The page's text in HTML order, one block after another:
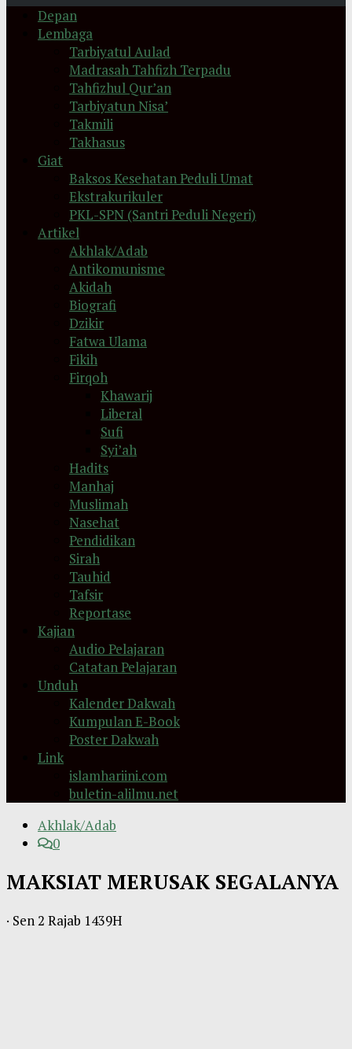
Depan
Lembaga
Tarbiyatul Aulad
Madrasah Tahfizh Terpadu
Tahfizhul Qur’an
Tarbiyatun Nisa’
Takmili
Takhasus
Giat
Baksos Kesehatan Peduli Umat
Ekstrakurikuler
PKL-SPN (Santri Peduli Negeri)
Artikel
Akhlak/Adab
Antikomunisme
Akidah
Biografi
Dzikir
Fatwa Ulama
Fikih
Firqoh
Khawarij
Liberal
Sufi
Syi’ah
Hadits
Manhaj
Muslimah
Nasehat
Pendidikan
Sirah
Tauhid
Tafsir
Reportase
Kajian
Audio Pelajaran
Catatan Pelajaran
Unduh
Kalender Dakwah
Kumpulan E-Book
Poster Dakwah
Link
islamhariini.com
buletin-alilmu.net
Akhlak/Adab
0
MAKSIAT MERUSAK SEGALANYA
· Sen 2 Rajab 1439H